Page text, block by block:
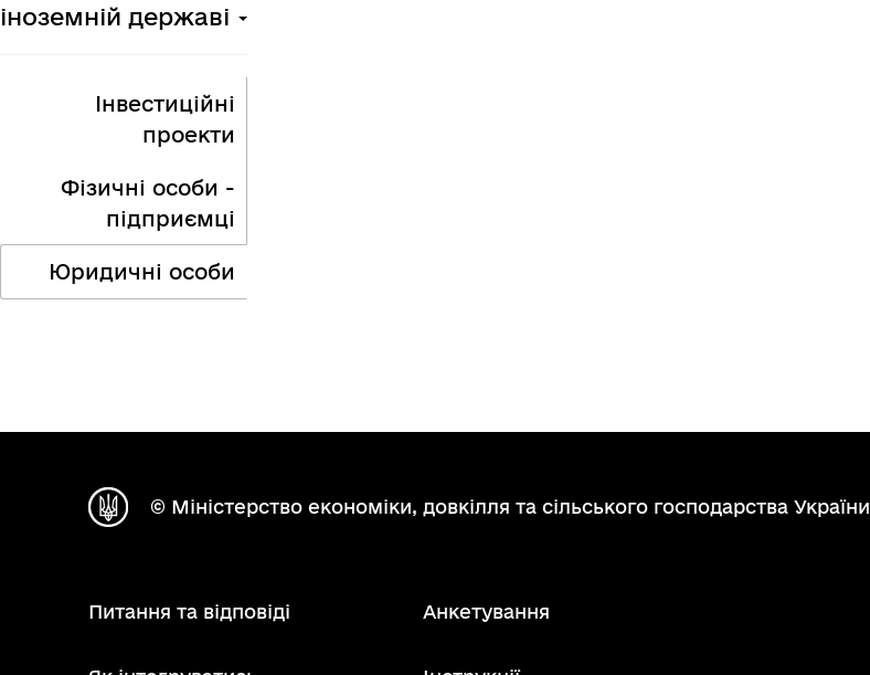
іноземній державі
Інвестиційні
проекти
Фізичні особи -
підприємці
Юридичні особи
© Міністерство економіки, довкілля та сільського господарства України
Питання та відповіді Анкетування